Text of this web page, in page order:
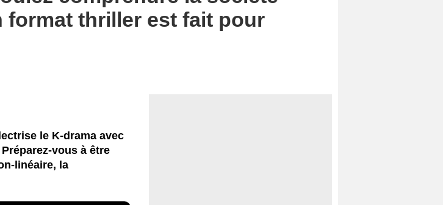
format thriller est fait pour
cet article
le K-drama avec
vous à être
linéaire, la